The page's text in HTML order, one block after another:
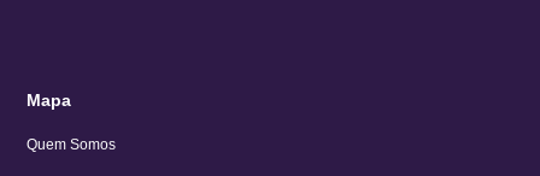
Mapa
Quem Somos